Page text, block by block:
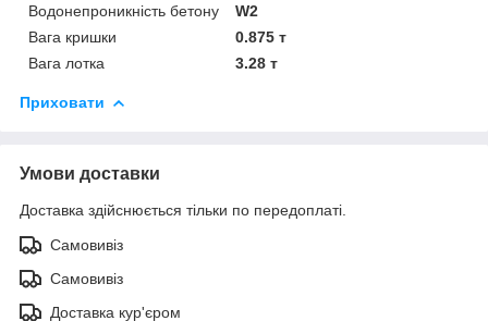
Водонепроникність бетону
W2
Вага кришки
0.875 т
Вага лотка
3.28 т
Приховати
Умови доставки
Доставка здійснюється тільки по передоплаті.
Самовивіз
Самовивіз
Доставка кур'єром